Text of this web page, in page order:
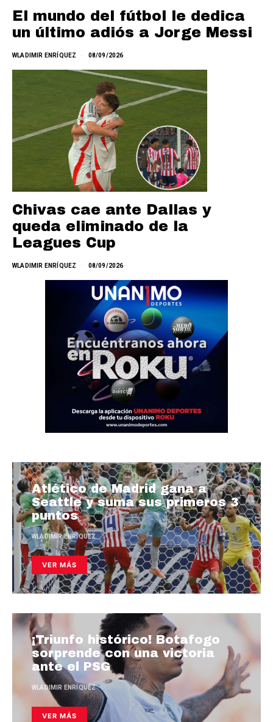
El mundo del fútbol le dedica
un último adiós a Jorge Messi
WLADIMIR ENRÍQUEZ 08/09/2026
Chivas cae ante Dallas y
queda eliminado de la
Leagues Cup
WLADIMIR ENRÍQUEZ 08/09/2026
Atlético de Madrid gana a
Seattle y suma sus primeros 3
puntos
WLADIMIR ENRÍQUEZ
VER MÁS
¡Triunfo histórico! Botafogo
sorprende con una victoria
ante el PSG
WLADIMIR ENRÍQUEZ
VER MÁS